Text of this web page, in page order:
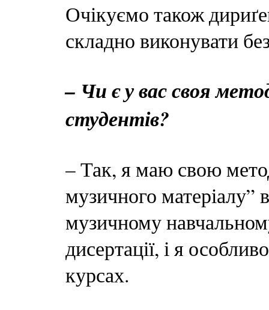
Очікуємо також
складно виконувати
– Чи є у вас своя
студентів?
– Так, я маю свою
музичного матеріалу”
музичному
дисертації, і я
курсах.